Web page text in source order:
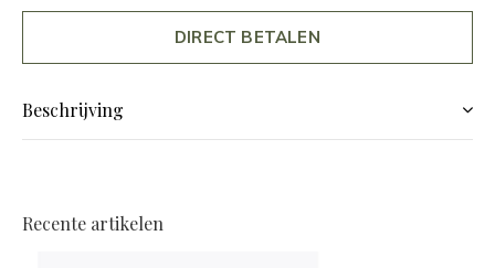
DIRECT BETALEN
Beschrijving
Recente artikelen